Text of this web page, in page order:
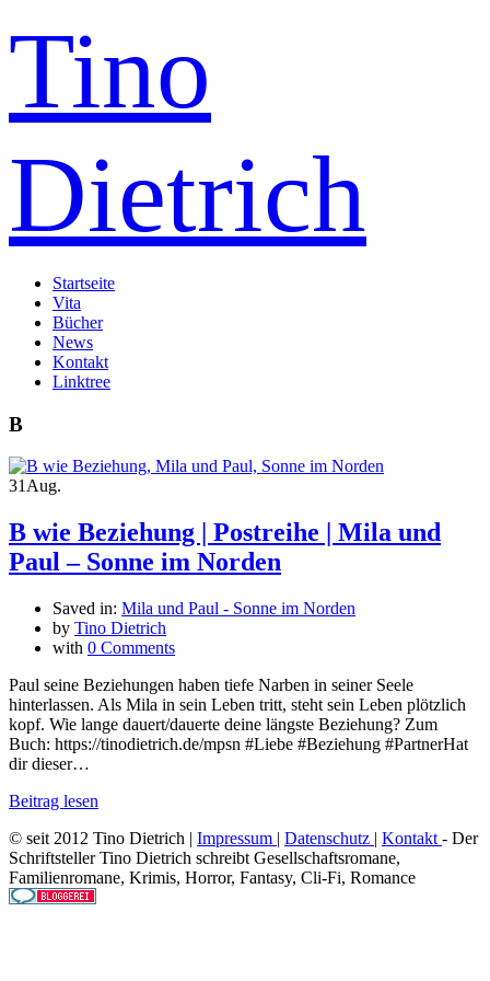
Tino
Dietrich
Startseite
Vita
Bücher
News
Kontakt
Linktree
B
31Aug.
B wie Beziehung | Postreihe | Mila und
Paul – Sonne im Norden
Saved in: Mila und Paul - Sonne im Norden
by Tino Dietrich
with 0 Comments
Paul seine Beziehungen haben tiefe Narben in seiner Seele
hinterlassen. Als Mila in sein Leben tritt, steht sein Leben plötzlich
kopf. Wie lange dauert/dauerte deine längste Beziehung? Zum
Buch: https://tinodietrich.de/mpsn #Liebe #Beziehung #PartnerHat
dir dieser…
Beitrag lesen
© seit 2012 Tino Dietrich | Impressum | Datenschutz | Kontakt - Der
Schriftsteller Tino Dietrich schreibt Gesellschaftsromane,
Familienromane, Krimis, Horror, Fantasy, Cli-Fi, Romance